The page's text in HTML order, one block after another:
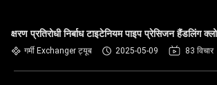
क्षरण प्रतिरोधी निर्बाध टाइटेनियम पाइप प्रेसिजन हैंडलिंग
गर्मी Exchanger ट्यूब 2025-05-09 83 विचार